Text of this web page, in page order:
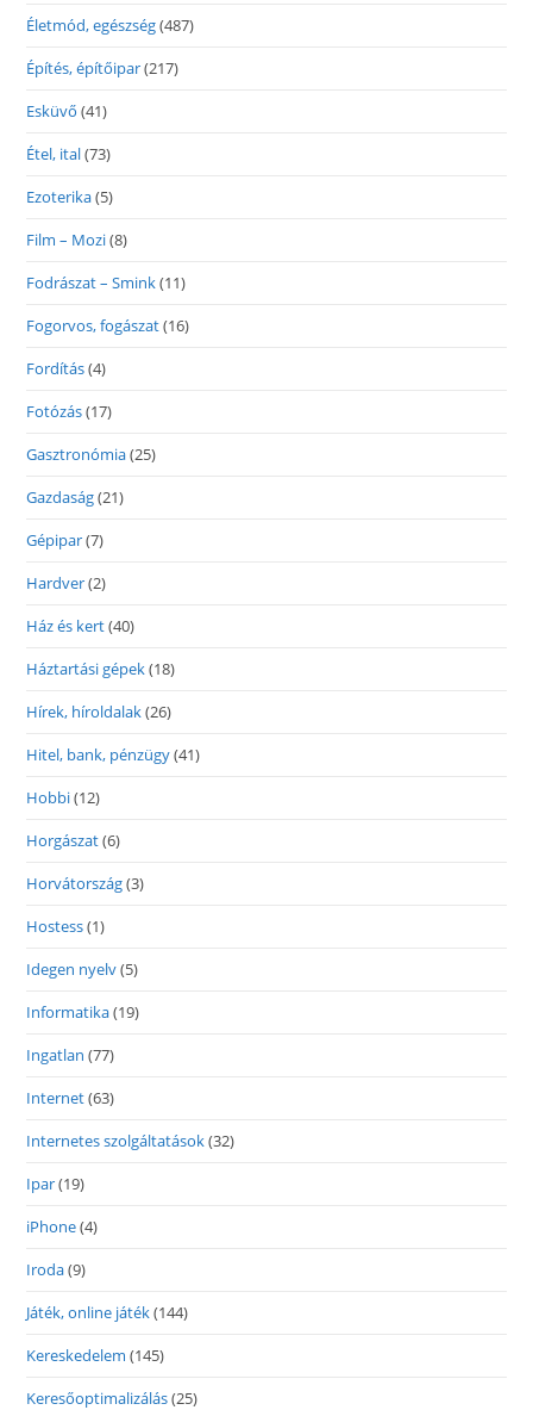
Életmód, egészség(487)
Építés, építőipar(217)
Esküvő (41)
Étel, ital(73)
Ezoterika(5)
Film – Mozi(8)
Fodrászat – Smink(11)
Fogorvos, fogászat(16)
Fordítás(4)
Fotózás(17)
Gasztronómia(25)
Gazdaság(21)
Gépipar(7)
Hardver(2)
Ház és kert(40)
Háztartási gépek(18)
Hírek, híroldalak(26)
Hitel, bank, pénzügy(41)
Hobbi(12)
Horgászat(6)
Horvátország(3)
Hostess(1)
Idegen nyelv(5)
Informatika(19)
Ingatlan (77)
Internet(63)
Internetes szolgáltatások(32)
Ipar(19)
iPhone(4)
Iroda(9)
Játék, online játék(144)
Kereskedelem (145)
Keresőoptimalizálás(25)